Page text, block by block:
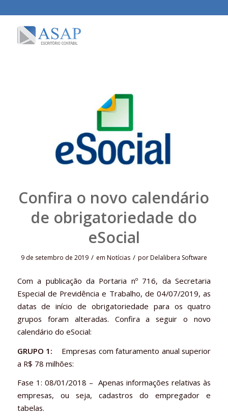
Confira o novo calendário
de obrigatoriedade do
eSocial
9 de setembro de 2019 / em Notícias / porDelalibera Software
Com a publicação da Portaria nº 716, da Secretaria
Especial de Previdência e Trabalho, de 04/07/2019, as
datas de início de obrigatoriedade para os quatro
grupos foram alteradas. Confira a seguir o novo
calendário do eSocial:
GRUPO 1:
Empresas com faturamento anual superior
a R$ 78 milhões:
Fase 1: 08/01/2018 – Apenas informações relativas às
empresas, ou seja, cadastros do empregador e
tabelas.